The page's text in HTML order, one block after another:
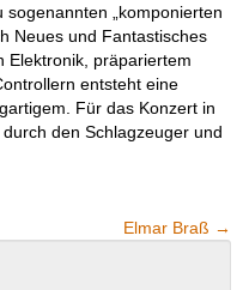
„komponierten
Neues und Fantastisches
Elektronik, präpariertem
entsteht eine
Für das Konzert in
den Schlagzeuger und
Elmar Braß →